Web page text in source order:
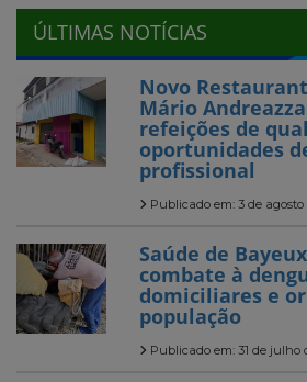
ÚLTIMAS NOTÍCIAS
Novo
Mário
refeições de
oportunidades
profissional
Publicado em: 3 de agosto
Saúde de
combate à
domiciliares e
população
Publicado em: 31 de julho